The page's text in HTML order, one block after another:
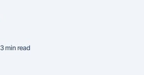
3 min read